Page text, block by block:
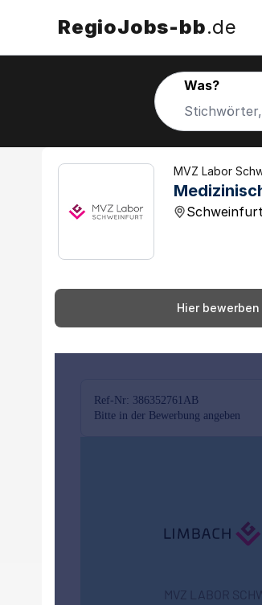
RegioJobs-bb.de
Was?
MVZ Labor
Hier bewerben